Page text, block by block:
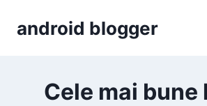
android blogger
Cele mai bune